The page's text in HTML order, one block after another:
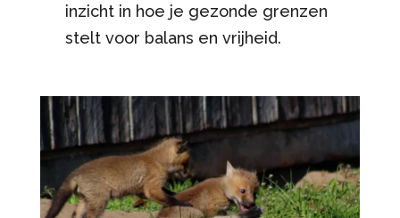
inzicht in hoe je gezonde grenzen
stelt voor balans en vrijheid.